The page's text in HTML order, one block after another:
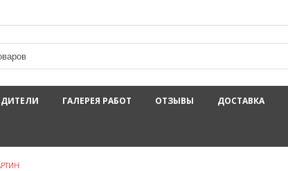
ГАЛЕРЕЯ РАБОТ ОТЗЫВЫ ДОСТАВКА